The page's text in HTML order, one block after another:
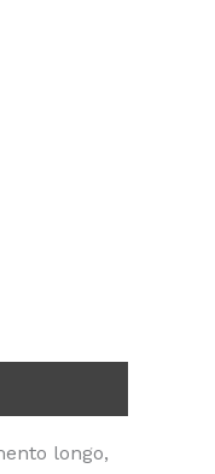
longo,